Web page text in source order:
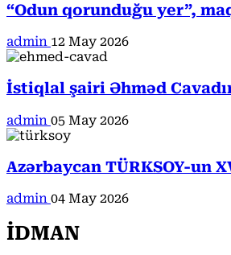
“Odun qorunduğu yer”,
admin 12 May 2026
İstiqlal şairi Əhməd
admin 05 May 2026
Azərbaycan TÜRKSOY-un
admin 04 May 2026
İDMAN